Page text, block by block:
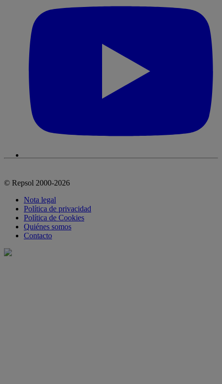
© Repsol 2000-2026
Nota legal
Política de privacidad
Política de Cookies
Quiénes somos
Contacto